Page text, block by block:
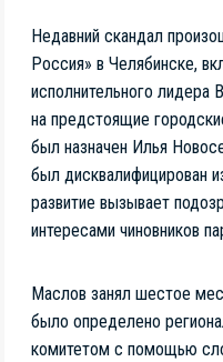
Недавний скандал
Россия» в Челябинске,
исполнительного лидера
на предстоящие
был назначен Илья
был дисквалифицирован
развитие вызывает
интересами чиновников
Маслов занял шестое
было определено
комитетом с помощью